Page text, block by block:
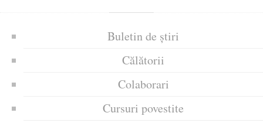
Buletin de știri
Călătorii
Colaborari
Cursuri povestite